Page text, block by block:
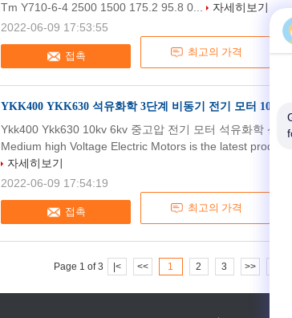
접촉 최고의 가격
Tm Y710-6-4 2500 1500 175.2 95.8 0...
자세히보기
2022-06-09 17:53:55
YKK400 YKK630 석유화학 3단계 비동기 전기 모터 10kv
접촉 최고의 가격
Ykk400 Ykk630 10kv 6kv 중고압 전기 모터 석유화학 산업
Medium high Voltage Electric Motors is the latest product
자세히보기
2022-06-09 17:54:19
Page 1 of 3 |< << 1 2 3 >>